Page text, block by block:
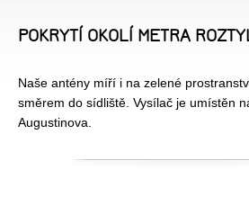
POKRYTÍ OKOLÍ METRA
Naše antény míří i na zelené
směrem do sídliště. Vysílač je umístěn
Augustinova.